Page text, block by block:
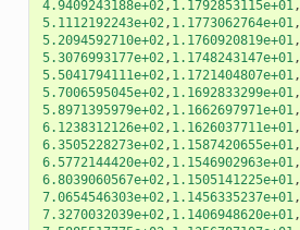
4.9409243188e+02, 1.1792853115e+01,
5.1112192243e+02, 1.1773062764e+01,
5.2094592710e+02, 1.1760920819e+01,
5.3076993177e+02, 1.1748243147e+01,
5.5041794111e+02, 1.1721404807e+01,
5.7006595045e+02, 1.1692833299e+01,
5.8971395979e+02, 1.1662697971e+01,
6.1238312126e+02, 1.1626037711e+01,
6.3505228273e+02, 1.1587420655e+01,
6.5772144420e+02, 1.1546902963e+01,
6.8039060567e+02, 1.1505141225e+01,
7.0654546303e+02, 1.1456335237e+01,
7.3270032039e+02, 1.1406948620e+01,